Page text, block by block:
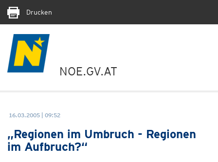
Drucken
NOE.GV.AT
16.03.2005 | 09:52
„Regionen im Umbruch - Regionen
im Aufbruch?“